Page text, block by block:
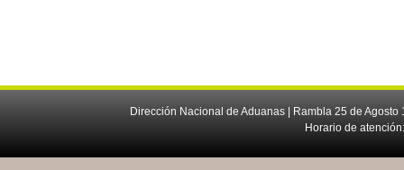
Dirección Nacional de Aduanas | Rambla 25 de
Horario de